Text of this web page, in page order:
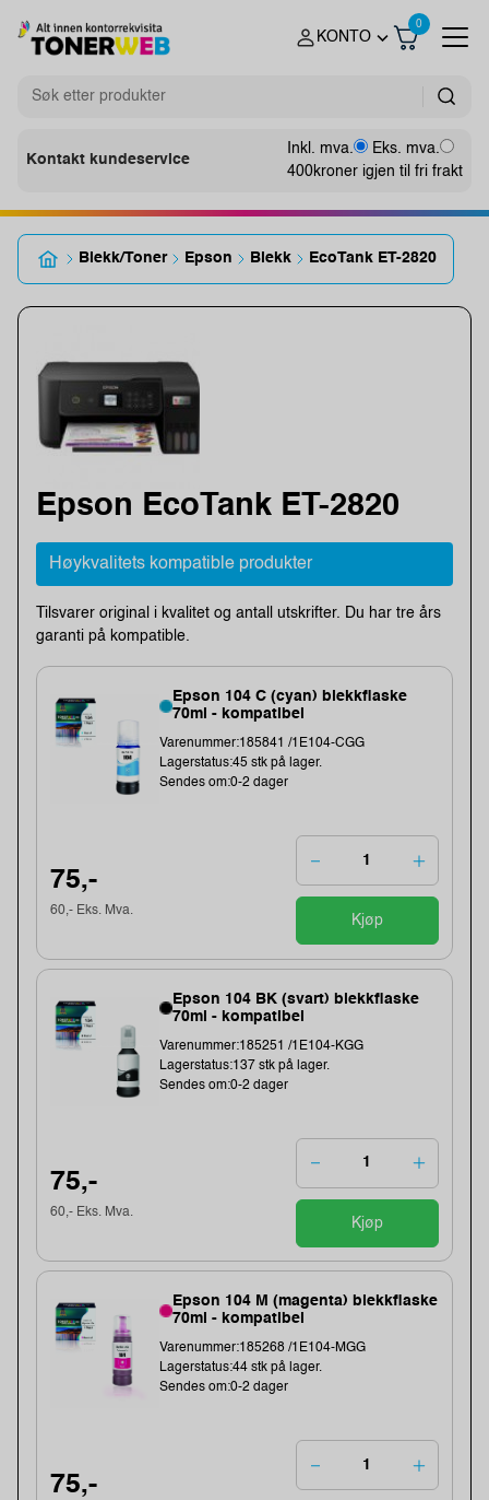
KONTO
0
Kontakt kundeservice
Inkl. mva.
Eks. mva.
400kroner igjen til fri frakt
Blekk/Toner Epson Blekk EcoTank ET-2820
Epson EcoTank ET-2820
Høykvalitets kompatible produkter
Tilsvarer original i kvalitet og antall utskrifter. Du har tre års
garanti på kompatible.
Epson 104 C (cyan) blekkflaske
70ml - kompatibel
Varenummer:185841 /1E104-CGG
Lagerstatus:45 stk på lager.
Sendes om:0-2 dager
75,-
60,- Eks. Mva.
Kjøp
Epson 104 BK (svart) blekkflaske
70ml - kompatibel
Varenummer:185251 /1E104-KGG
Lagerstatus:137 stk på lager.
Sendes om:0-2 dager
75,-
60,- Eks. Mva.
Kjøp
Epson 104 M (magenta) blekkflaske
70ml - kompatibel
Varenummer:185268 /1E104-MGG
Lagerstatus:44 stk på lager.
Sendes om:0-2 dager
75,-